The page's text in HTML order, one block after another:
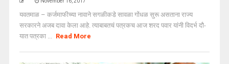
यवतमाळ – कर्जमाफीच्या नावाने सगळीकडे सावळा गोंधळ सुरू असताना राज्य
सरकारने अजब दावा केला आहे. त्याबाबतचं पत्रकच आज शरद पवार यांनी विदर्भ दौ-
यात पत्रका ... Read More